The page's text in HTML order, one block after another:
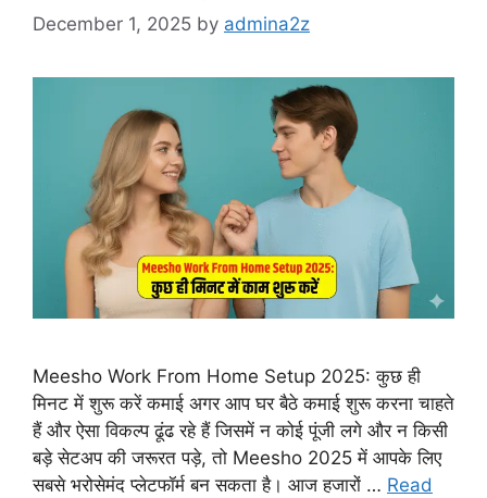
December 1, 2025 by admina2z
Meesho Work From Home Setup 2025: कुछ ही
मिनट में शुरू करें कमाई अगर आप घर बैठे कमाई शुरू करना चाहते
हैं और ऐसा विकल्प ढूंढ रहे हैं जिसमें न कोई पूंजी लगे और न किसी
बड़े सेटअप की जरूरत पड़े, तो Meesho 2025 में आपके लिए
सबसे भरोसेमंद प्लेटफॉर्म बन सकता है। आज हजारों … Read